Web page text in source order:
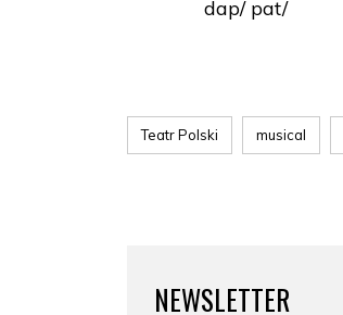
dap/ pat/
Teatr Polski musical
NEWSLETTER